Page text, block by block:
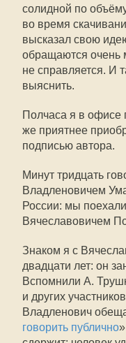
солидной по
во время
высказал свою
обращаются очень
не справляется. И
выяснить.
Полчаса я в офисе
же приятнее
подписью автора.
Минут тридцать
Владленовичем
России: мы
Вячеславовичем
Знаком я с
двадцати лет: он
Вспомнили А.
и других
Владленович
говорить публично